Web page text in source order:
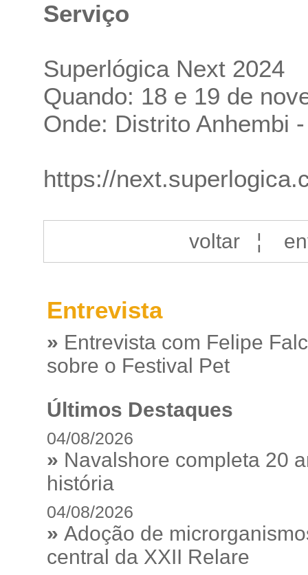
Serviço
Superlógica Next 2024
Quando: 18 e 19 de
Onde: Distrito Anhembi
https://
voltar¦
Entrevista
» Entrevista com Felipe
sobre o Festival Pet
Últimos Destaques
04/08/2026
» Navalshore completa 20
história
04/08/2026
» Adoção de
central da XXII Relare